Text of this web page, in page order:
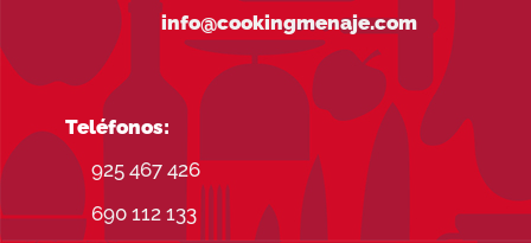
info@cookingmenaje.com
Teléfonos:
925 467 426
690 112 133